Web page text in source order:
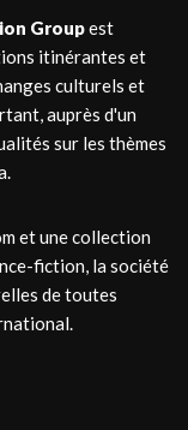
Groupest
itinérantes et
culturels et
auprès d'un
sur les thèmes
et une collection
fiction, la société
de toutes